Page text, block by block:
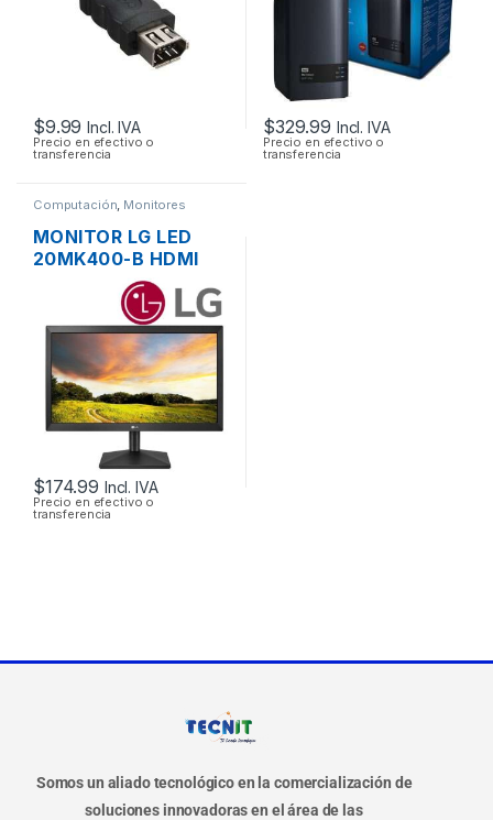
$9.99 Incl. IVA
Precio en efectivo o
transferencia
$329.99 Incl. IVA
Precio en efectivo o
transferencia
Computación, Monitores
MONITOR LG LED
20MK400-B HDMI
VGA FLAT PANEL
WIDE SCREEN DE
20”
$174.99 Incl. IVA
Precio en efectivo o
transferencia
Somos un aliado tecnológico en la comercialización de
soluciones innovadoras en el área de las